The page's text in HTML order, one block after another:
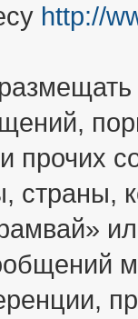
http://
прочих